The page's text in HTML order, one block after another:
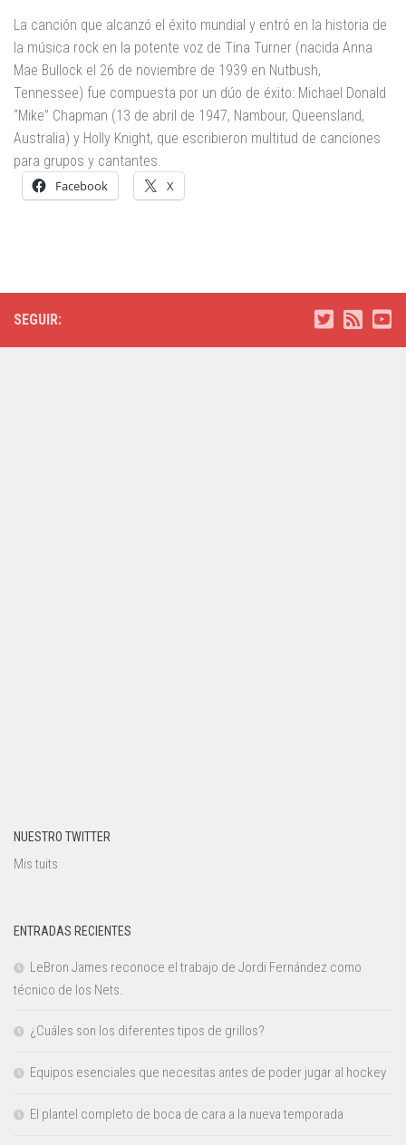
La canción que alcanzó el éxito mundial y entró en la historia de
la música rock en la potente voz de Tina Turner (nacida Anna
Mae Bullock el 26 de noviembre de 1939 en Nutbush,
Tennessee) fue compuesta por un dúo de éxito: Michael Donald
“Mike” Chapman (13 de abril de 1947, Nambour, Queensland,
Australia) y Holly Knight, que escribieron multitud de canciones
para grupos y cantantes.
Facebook X
SEGUIR:
NUESTRO TWITTER
Mis tuits
ENTRADAS RECIENTES
LeBron James reconoce el trabajo de Jordi Fernández como
técnico de los Nets.
¿Cuáles son los diferentes tipos de grillos?
Equipos esenciales que necesitas antes de poder jugar al hockey
El plantel completo de boca de cara a la nueva temporada